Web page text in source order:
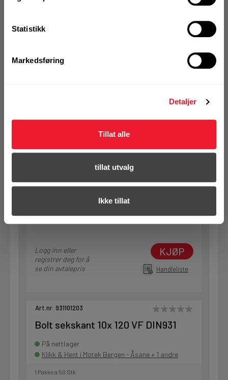
Statistikk
Markedsføring
Detaljer
Tillat alle
tillat utvalg
Ikke tillat
1 Pakke a 50 Stk
Bolt sekskant 10x 100 VF DIN931
Klikk & Hent i Motek Bergen - Åsane
Logg inn eller
registrer deg for å
se din avtalepris
KJØP
Handleliste
Art.nr. 931101203
Bolt sekskant 10x 120 VF DIN931
På nettlager
Klikk & Hent i Motek Bergen - Åsane + 1 andre
1 Pakke a 50 Stk